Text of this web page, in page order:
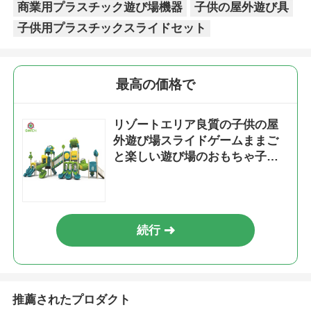
商業用プラスチック遊び場機器
子供の屋外遊び具
子供用プラスチックスライドセット
最高の価格で
リゾートエリア良質の子供の屋
外遊び場スライドゲームままご
と楽しい遊び場のおもちゃ子供
続行
推薦されたプロダクト